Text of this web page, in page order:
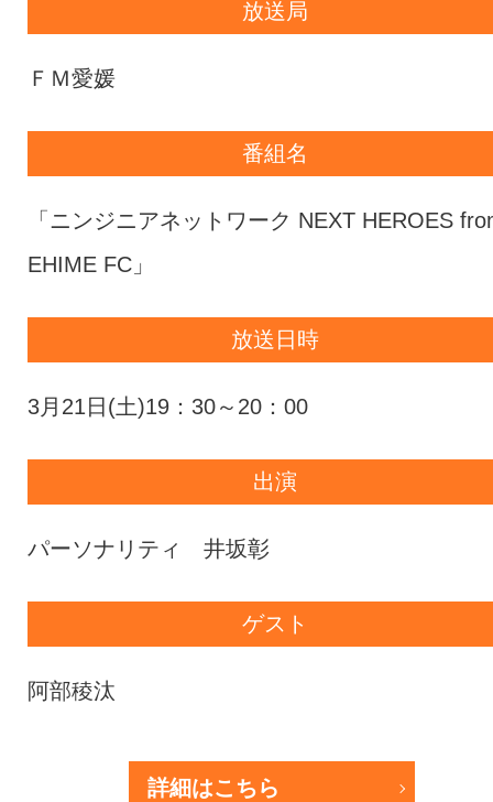
放送局
ＦＭ愛媛
番組名
「ニンジニアネットワーク NEXT HEROES
EHIME FC」
放送日時
3月21日(土)19：30～20：00
出演
パーソナリティ 井坂彰
ゲスト
阿部稜汰
詳細はこちら